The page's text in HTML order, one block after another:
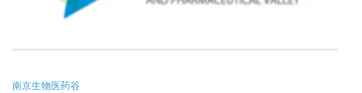
南京生物医药谷